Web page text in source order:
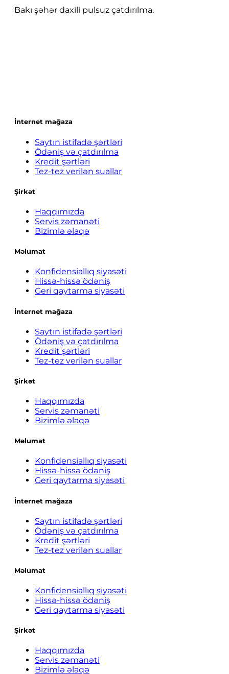
Bakı şəhər daxili pulsuz çatdırılma.
İnternet mağaza
Saytın istifadə şərtləri
Ödəniş və çatdırılma
Kredit şərtləri
Tez-tez verilən suallar
Şirkət
Haqqımızda
Servis zəmanəti
Bizimlə əlaqə
Məlumat
Konfidensiallıq siyasəti
Hissə-hissə ödəniş
Geri qaytarma siyasəti
İnternet mağaza
Saytın istifadə şərtləri
Ödəniş və çatdırılma
Kredit şərtləri
Tez-tez verilən suallar
Şirkət
Haqqımızda
Servis zəmanəti
Bizimlə əlaqə
Məlumat
Konfidensiallıq siyasəti
Hissə-hissə ödəniş
Geri qaytarma siyasəti
İnternet mağaza
Saytın istifadə şərtləri
Ödəniş və çatdırılma
Kredit şərtləri
Tez-tez verilən suallar
Məlumat
Konfidensiallıq siyasəti
Hissə-hissə ödəniş
Geri qaytarma siyasəti
Şirkət
Haqqımızda
Servis zəmanəti
Bizimlə əlaqə